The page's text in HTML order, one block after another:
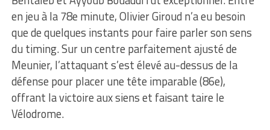
en jeu à la 78e minute, Olivier Giroud n’a eu besoin
que de quelques instants pour faire parler son sens
du timing. Sur un centre parfaitement ajusté de
Meunier, l’attaquant s’est élevé au-dessus de la
défense pour placer une tête imparable (86e),
offrant la victoire aux siens et faisant taire le
Vélodrome.